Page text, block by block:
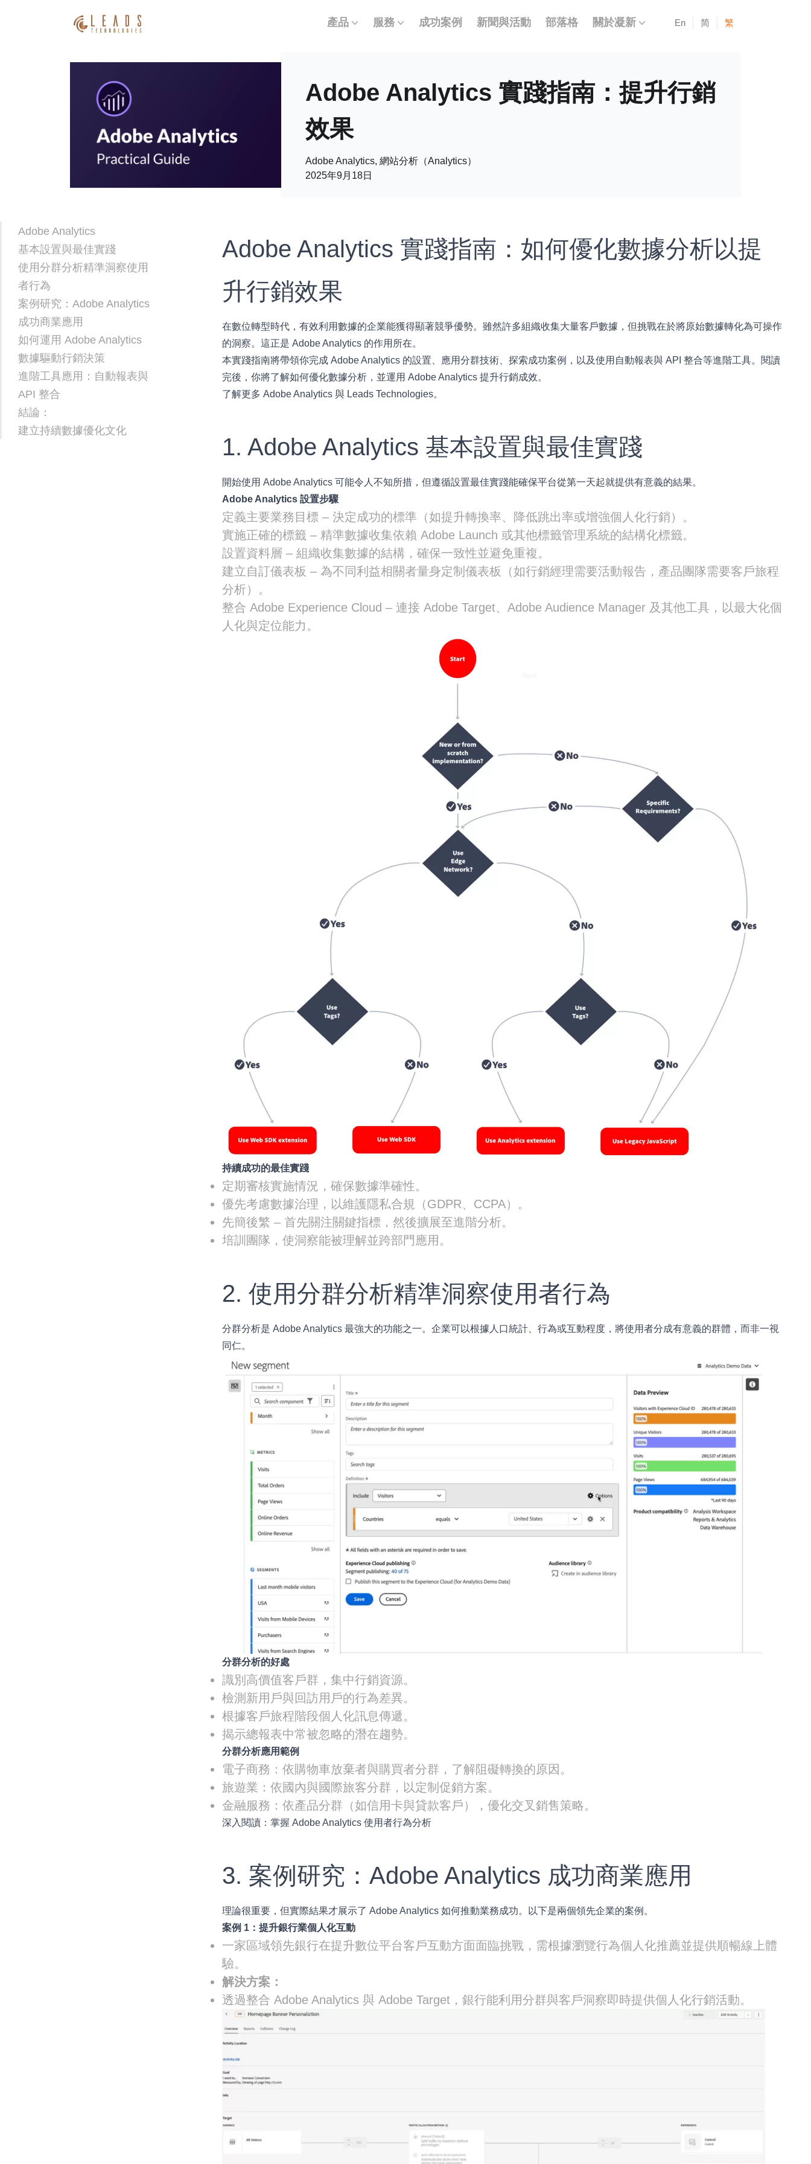
產品 服務 成功案例 新聞與活動 部落格 關於凝新 En 简 繁
Adobe Analytics 實踐指南：提升行銷
效果
Adobe Analytics, 網站分析（Analytics）
2025年9月18日
Adobe Analytics
基本設置與最佳實踐
使用分群分析精準洞察使用
者行為
案例研究：Adobe Analytics
成功商業應用
如何運用 Adobe Analytics
數據驅動行銷決策
進階工具應用：自動報表與
API 整合
結論：
建立持續數據優化文化
Adobe Analytics 實踐指南：如何優化數據分析以提
升行銷效果
在數位轉型時代，有效利用數據的企業能獲得顯著競爭優勢。雖然許多組織收集大量客戶數據，但挑戰在於將原始數據轉化為可操作
的洞察。這正是 Adobe Analytics 的作用所在。
本實踐指南將帶領你完成 Adobe Analytics 的設置、應用分群技術、探索成功案例，以及使用自動報表與 API 整合等進階工具。閱讀
完後，你將了解如何優化數據分析，並運用 Adobe Analytics 提升行銷成效。
了解更多Adobe Analytics 與 Leads Technologies。
1. Adobe Analytics 基本設置與最佳實踐
開始使用 Adobe Analytics 可能令人不知所措，但遵循設置最佳實踐能確保平台從第一天起就提供有意義的結果。
Adobe Analytics 設置步驟
定義主要業務目標 – 決定成功的標準（如提升轉換率、降低跳出率或增強個人化行銷）。
實施正確的標籤 – 精準數據收集依賴 Adobe Launch 或其他標籤管理系統的結構化標籤。
設置資料層 – 組織收集數據的結構，確保一致性並避免重複。
建立自訂儀表板 – 為不同利益相關者量身定制儀表板（如行銷經理需要活動報告，產品團隊需要客戶旅程
分析）。
整合 Adobe Experience Cloud – 連接 Adobe Target、Adobe Audience Manager 及其他工具，以最大化個
人化與定位能力。
持續成功的最佳實踐
定期審核實施情況，確保數據準確性。
優先考慮數據治理，以維護隱私合規（GDPR、CCPA）。
先簡後繁 – 首先關注關鍵指標，然後擴展至進階分析。
培訓團隊，使洞察能被理解並跨部門應用。
2. 使用分群分析精準洞察使用者行為
分群分析是 Adobe Analytics 最強大的功能之一。企業可以根據人口統計、行為或互動程度，將使用者分成有意義的群體，而非一視
同仁。
分群分析的好處
識別高價值客戶群，集中行銷資源。
檢測新用戶與回訪用戶的行為差異。
根據客戶旅程階段個人化訊息傳遞。
揭示總報表中常被忽略的潛在趨勢。
分群分析應用範例
電子商務：依購物車放棄者與購買者分群，了解阻礙轉換的原因。
旅遊業：依國內與國際旅客分群，以定制促銷方案。
金融服務：依產品分群（如信用卡與貸款客戶），優化交叉銷售策略。
深入閱讀：掌握 Adobe Analytics 使用者行為分析
3. 案例研究：Adobe Analytics 成功商業應用
理論很重要，但實際結果才展示了 Adobe Analytics 如何推動業務成功。以下是兩個領先企業的案例。
案例 1：提升銀行業個人化互動
一家區域領先銀行在提升數位平台客戶互動方面面臨挑戰，需根據瀏覽行為個人化推薦並提供順暢線上體
驗。
解決方案：
透過整合 Adobe Analytics 與 Adobe Target，銀行能利用分群與客戶洞察即時提供個人化行銷活動。